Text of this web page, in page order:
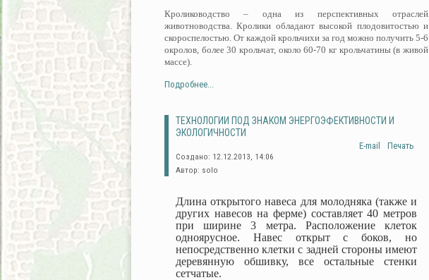
Кролиководство – одна из перспективных отраслей
животноводства. Кролики обладают высокой плодовитостью и
скороспелостью. От каждой крольчихи за год можно получить 5-6
окролов, более 30 крольчат, около 60-70 кг крольчатины (в живой
массе).
Подробнее...
ТЕХНОЛОГИИ ПОД ЗНАКОМ ЭНЕРГОЭФЕКТИВНОСТИ И
ЭКОЛОГИЧНОСТИ
Печать
E-mail
Создано: 12.12.2013, 14:06
Автор: solo
Длина открытого навеса для молодняка (также и
других навесов на ферме) составляет 40 метров
при ширине 3 метра. Расположение клеток
одноярусное. Навес открыт с боков, но
непосредственно клетки с задней стороны имеют
деревянную обшивку, все остальные стенки
сетчатые.